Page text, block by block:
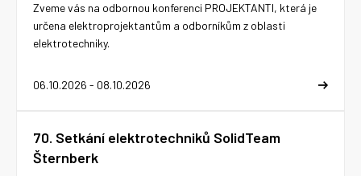
06.10.2026 - 08.10.2026
Zveme vás na odbornou konferenci PROJEKTANTI, která je
určena elektroprojektantům a odborníkům z oblasti
elektrotechniky.
70. Setkání elektrotechniků SolidTeam
Šternberk